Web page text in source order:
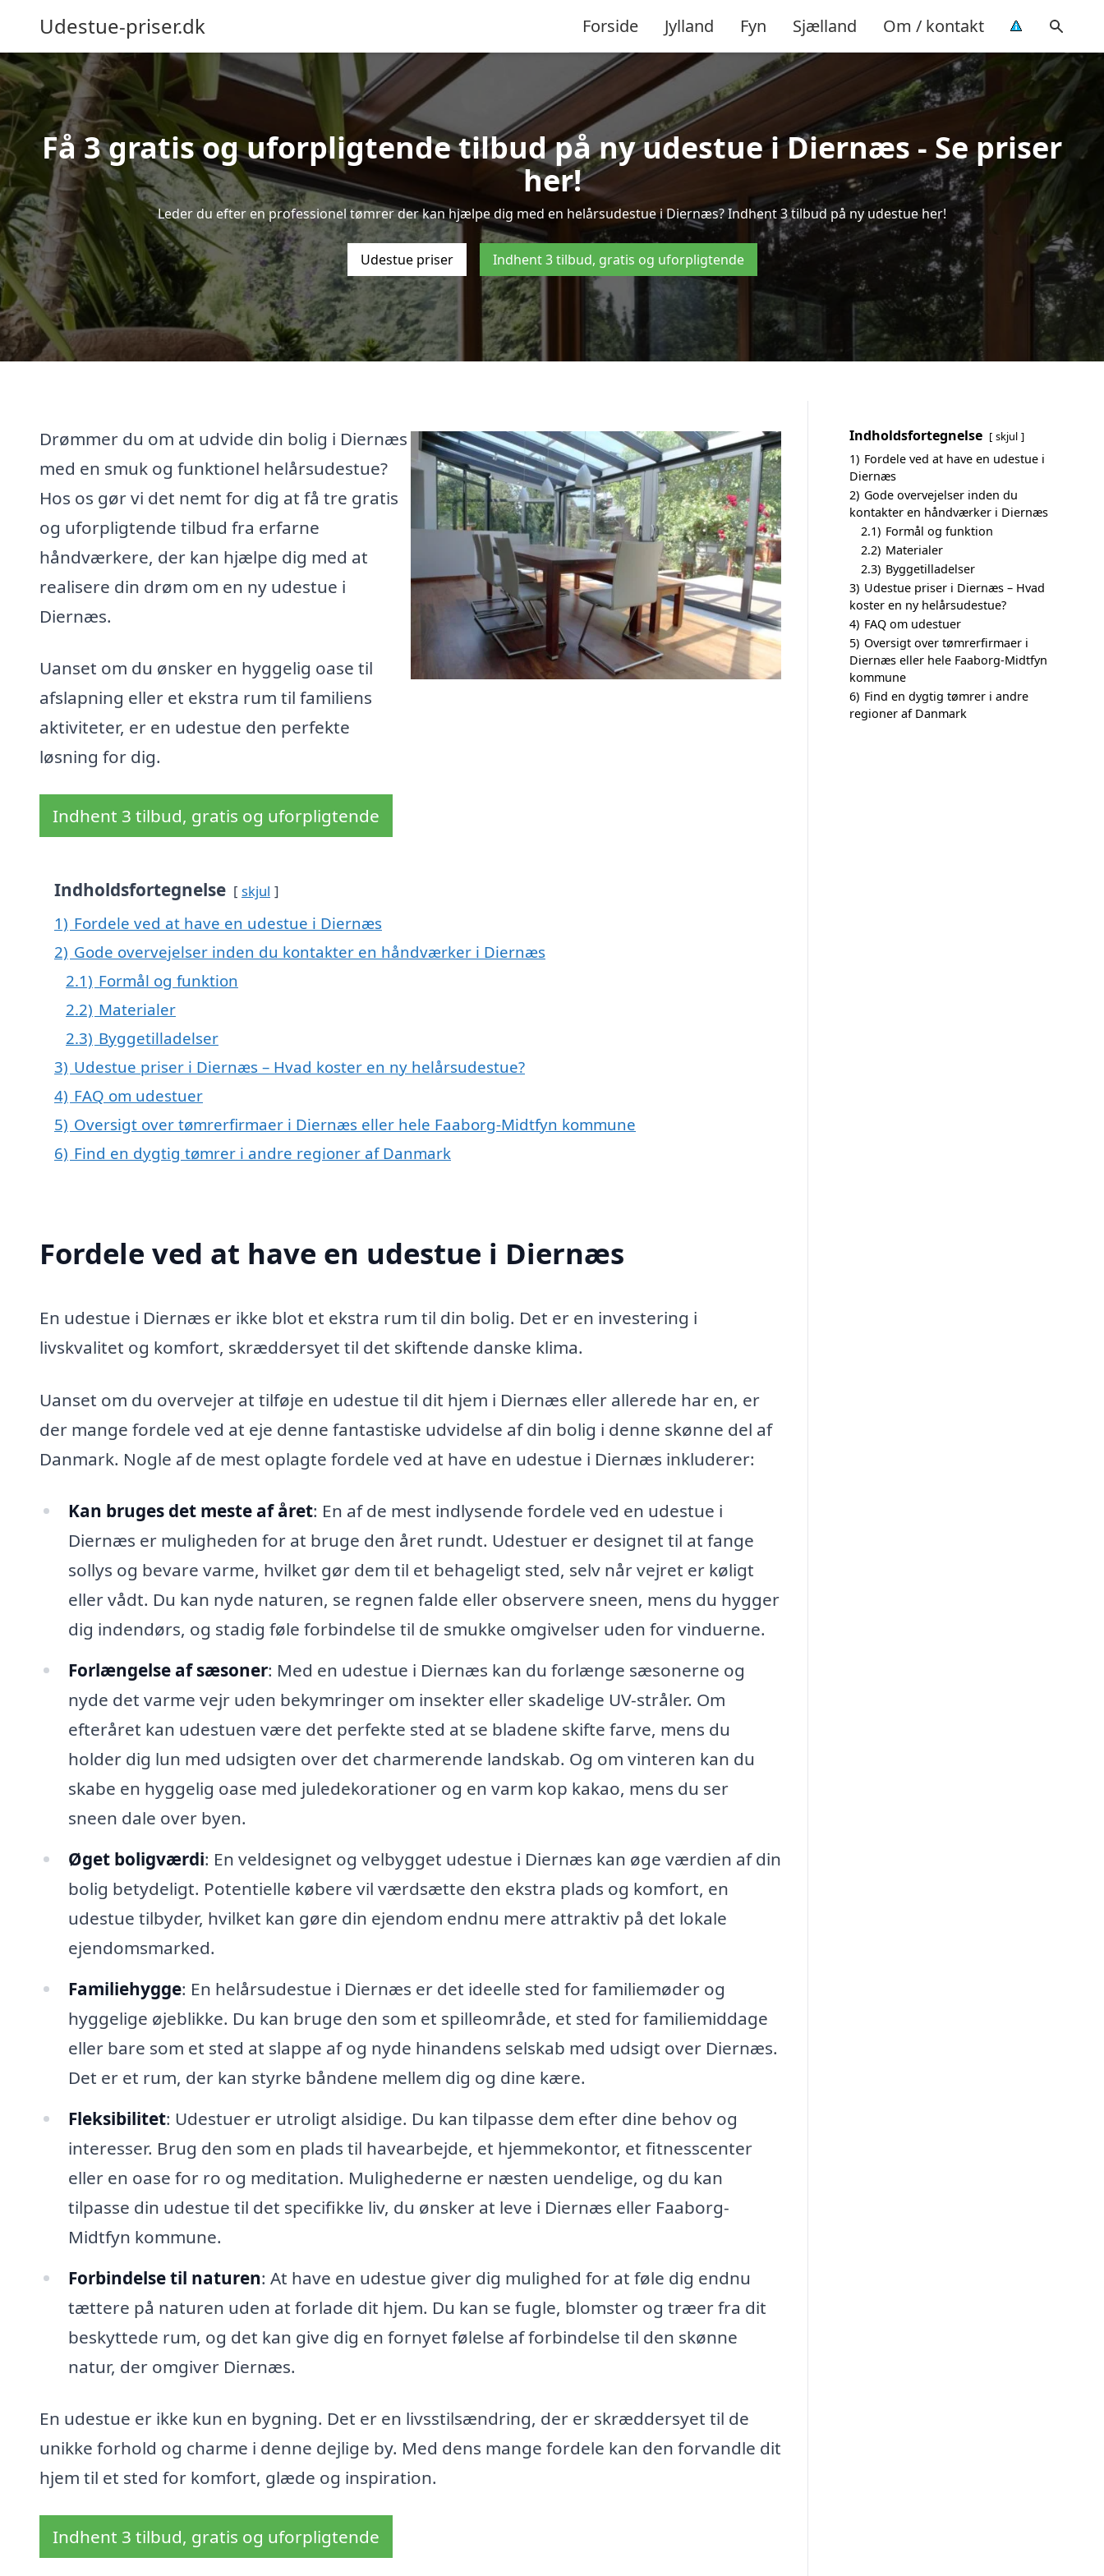
Udestue-priser.dk Forside Jylland Fyn Sjælland Om / kontakt
Få 3 gratis og uforpligtende tilbud på ny udestue i Diernæs - Se priser
her!
Leder du efter en professionel tømrer der kan hjælpe dig med en helårsudestue i Diernæs? Indhent 3 tilbud på ny udestue her!
Udestue priser Indhent 3 tilbud, gratis og uforpligtende
Drømmer du om at udvide din bolig i Diernæs
med en smuk og funktionel helårsudestue?
Hos os gør vi det nemt for dig at få tre gratis
og uforpligtende tilbud fra erfarne
håndværkere, der kan hjælpe dig med at
realisere din drøm om en ny udestue i
Diernæs.
Uanset om du ønsker en hyggelig oase til
afslapning eller et ekstra rum til familiens
aktiviteter, er en udestue den perfekte
løsning for dig.
Indhent 3 tilbud, gratis og uforpligtende
Indholdsfortegnelse skjul
1) Fordele ved at have en udestue i Diernæs
2) Gode overvejelser inden du kontakter en håndværker i Diernæs
2.1) Formål og funktion
2.2) Materialer
2.3) Byggetilladelser
3) Udestue priser i Diernæs – Hvad koster en ny helårsudestue?
4) FAQ om udestuer
5) Oversigt over tømrerfirmaer i Diernæs eller hele Faaborg-Midtfyn kommune
6) Find en dygtig tømrer i andre regioner af Danmark
Fordele ved at have en udestue i Diernæs
En udestue i Diernæs er ikke blot et ekstra rum til din bolig. Det er en investering i
livskvalitet og komfort, skræddersyet til det skiftende danske klima.
Uanset om du overvejer at tilføje en udestue til dit hjem i Diernæs eller allerede har en, er
der mange fordele ved at eje denne fantastiske udvidelse af din bolig i denne skønne del af
Danmark. Nogle af de mest oplagte fordele ved at have en udestue i Diernæs inkluderer:
Kan bruges det meste af året: En af de mest indlysende fordele ved en udestue i
Diernæs er muligheden for at bruge den året rundt. Udestuer er designet til at fange
sollys og bevare varme, hvilket gør dem til et behageligt sted, selv når vejret er køligt
eller vådt. Du kan nyde naturen, se regnen falde eller observere sneen, mens du hygger
dig indendørs, og stadig føle forbindelse til de smukke omgivelser uden for vinduerne.
Forlængelse af sæsoner: Med en udestue i Diernæs kan du forlænge sæsonerne og
nyde det varme vejr uden bekymringer om insekter eller skadelige UV-stråler. Om
efteråret kan udestuen være det perfekte sted at se bladene skifte farve, mens du
holder dig lun med udsigten over det charmerende landskab. Og om vinteren kan du
skabe en hyggelig oase med juledekorationer og en varm kop kakao, mens du ser
sneen dale over byen.
Øget boligværdi: En veldesignet og velbygget udestue i Diernæs kan øge værdien af din
bolig betydeligt. Potentielle købere vil værdsætte den ekstra plads og komfort, en
udestue tilbyder, hvilket kan gøre din ejendom endnu mere attraktiv på det lokale
ejendomsmarked.
Familiehygge: En helårsudestue i Diernæs er det ideelle sted for familiemøder og
hyggelige øjeblikke. Du kan bruge den som et spilleområde, et sted for familiemiddage
eller bare som et sted at slappe af og nyde hinandens selskab med udsigt over Diernæs.
Det er et rum, der kan styrke båndene mellem dig og dine kære.
Fleksibilitet: Udestuer er utroligt alsidige. Du kan tilpasse dem efter dine behov og
interesser. Brug den som en plads til havearbejde, et hjemmekontor, et fitnesscenter
eller en oase for ro og meditation. Mulighederne er næsten uendelige, og du kan
tilpasse din udestue til det specifikke liv, du ønsker at leve i Diernæs eller Faaborg-
Midtfyn kommune.
Forbindelse til naturen: At have en udestue giver dig mulighed for at føle dig endnu
tættere på naturen uden at forlade dit hjem. Du kan se fugle, blomster og træer fra dit
beskyttede rum, og det kan give dig en fornyet følelse af forbindelse til den skønne
natur, der omgiver Diernæs.
En udestue er ikke kun en bygning. Det er en livsstilsændring, der er skræddersyet til de
unikke forhold og charme i denne dejlige by. Med dens mange fordele kan den forvandle dit
hjem til et sted for komfort, glæde og inspiration.
Indhent 3 tilbud, gratis og uforpligtende
Indholdsfortegnelse skjul
1) Fordele ved at have en udestue i
Diernæs
2) Gode overvejelser inden du
kontakter en håndværker i Diernæs
2.1) Formål og funktion
2.2) Materialer
2.3) Byggetilladelser
3) Udestue priser i Diernæs – Hvad
koster en ny helårsudestue?
4) FAQ om udestuer
5) Oversigt over tømrerfirmaer i
Diernæs eller hele Faaborg-Midtfyn
kommune
6) Find en dygtig tømrer i andre
regioner af Danmark